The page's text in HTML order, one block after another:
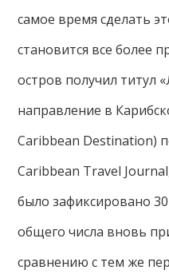
самое время сделать
становится все более
остров получил титул
направление в
Caribbean Destination)
Caribbean Travel
было зафиксировано
общего числа вновь
сравнению с тем же